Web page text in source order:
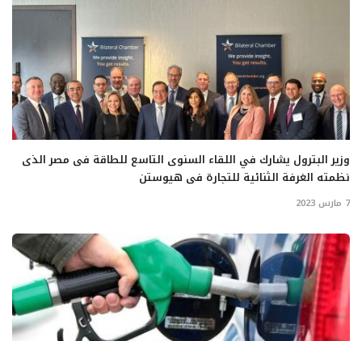
وزير البترول يشارك في اللقاء السنوى التاسع للطاقة فى مصر الذى
نظمته الغرفة الثنائية للتجارة فى هيوستن
7 مارس 2023